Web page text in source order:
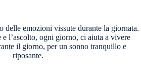
delle emozioni vissute durante la giornata.
e l’ascolto, ogni giorno, ci aiuta a vivere
il giorno, per un sonno tranquillo e
riposante.